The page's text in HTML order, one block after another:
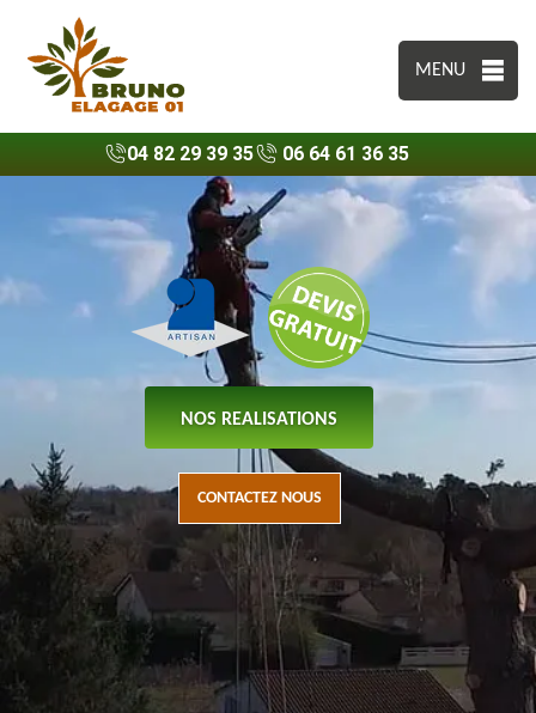
MENU
04 82 29 39 35 06 64 61 36 35
NOS REALISATIONS
CONTACTEZ NOUS